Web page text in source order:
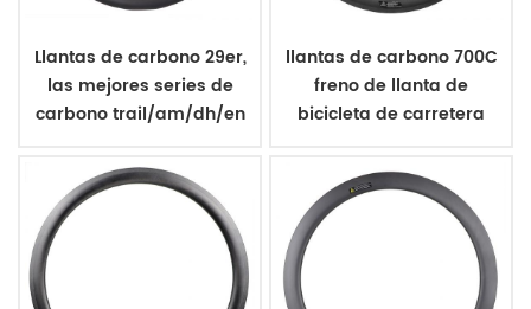
Llantas de carbono 29er,
las mejores series de
carbono trail/am/dh/en
llantas de carbono 700C
freno de llanta de
bicicleta de carretera
ancho